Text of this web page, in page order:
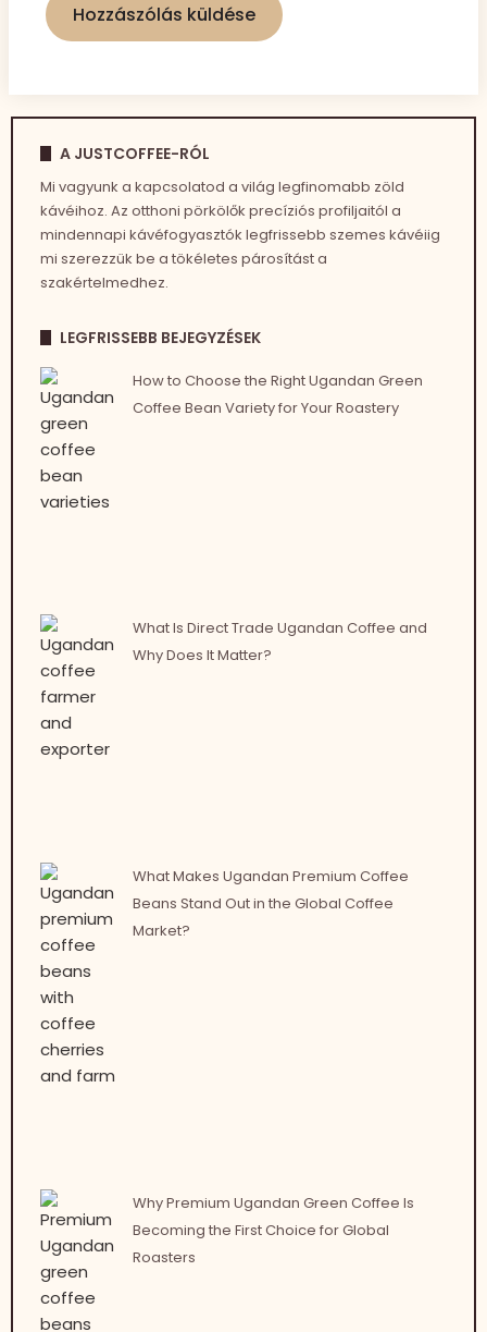
A JUSTCOFFEE-RÓL
Mi vagyunk a kapcsolatod a világ legfinomabb zöld
kávéihoz. Az otthoni pörkölők precíziós profiljaitól a
mindennapi kávéfogyasztók legfrissebb szemes kávéiig
mi szerezzük be a tökéletes párosítást a
szakértelmedhez.
LEGFRISSEBB BEJEGYZÉSEK
How to Choose the Right Ugandan Green
Coffee Bean Variety for Your Roastery
What Is Direct Trade Ugandan Coffee and
Why Does It Matter?
What Makes Ugandan Premium Coffee
Beans Stand Out in the Global Coffee
Market?
Why Premium Ugandan Green Coffee Is
Becoming the First Choice for Global
Roasters